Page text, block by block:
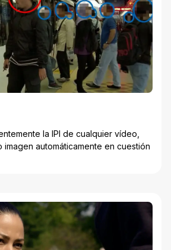
la IPI de cualquier vídeo,
automáticamente en cuestión